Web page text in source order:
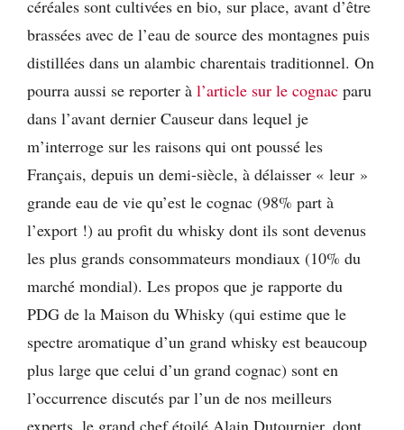
céréales sont cultivées en bio, sur place, avant d’être
brassées avec de l’eau de source des montagnes puis
distillées dans un alambic charentais traditionnel. On
pourra aussi se reporter à l’article sur le cognac paru
dans l’avant dernier Causeur dans lequel je
m’interroge sur les raisons qui ont poussé les
Français, depuis un demi-siècle, à délaisser « leur »
grande eau de vie qu’est le cognac (98% part à
l’export !) au profit du whisky dont ils sont devenus
les plus grands consommateurs mondiaux (10% du
marché mondial). Les propos que je rapporte du
PDG de la Maison du Whisky (qui estime que le
spectre aromatique d’un grand whisky est beaucoup
plus large que celui d’un grand cognac) sont en
l’occurrence discutés par l’un de nos meilleurs